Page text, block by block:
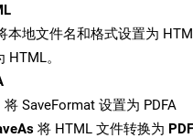
本地文件名和格式设置为
。
将 SaveFormat 设置为 PDFA
将 HTML 文件转换为